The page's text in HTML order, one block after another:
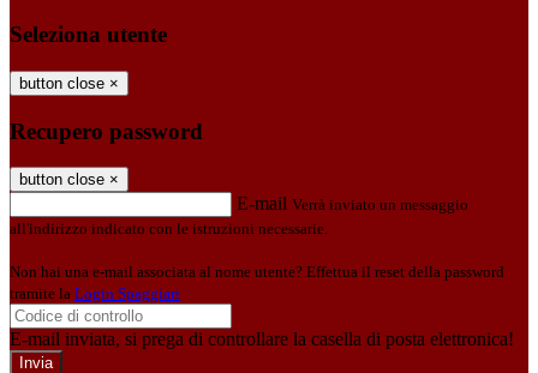
Seleziona utente
button close ×
Recupero password
button close ×
E-mail Verrà inviato un messaggio
all'indirizzo indicato con le istruzioni necessarie.
Non hai una e-mail associata al nome utente? Effettua il reset della password
tramite la Login Spaggiari
E-mail inviata, si prega di controllare la casella di posta elettronica!